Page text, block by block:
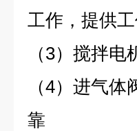
工作，提供工
（3）搅拌
（4）进气
靠